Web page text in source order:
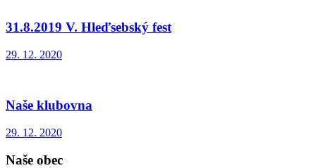
31.8.2019 V. Hleďsebský fest
29. 12. 2020
Naše klubovna
29. 12. 2020
Naše obec